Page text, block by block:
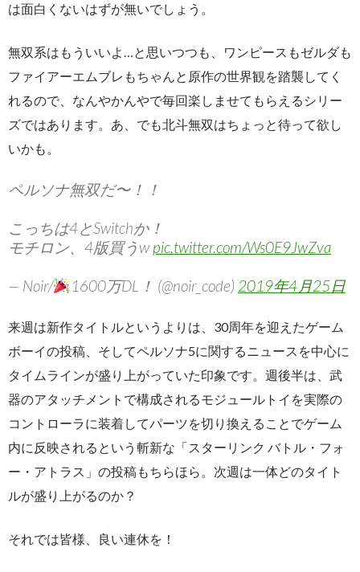
は面白くないはずが無いでしょう。
無双系はもういいよ…と思いつつも、ワンピースもゼルダも
ファイアーエムブレもちゃんと原作の世界観を踏襲してく
れるので、なんやかんやで毎回楽しませてもらえるシリー
ズではあります。あ、でも北斗無双はちょっと待って欲し
いかも。
ペルソナ無双だ〜！！
こっちは4とSwitchか！
モチロン、4版買うw pic.twitter.com/Ws0E9JwZva
— Noir/ 1600万DL！ (@noir_code) 2019年4月25日
来週は新作タイトルというよりは、30周年を迎えたゲーム
ボーイの投稿、そしてペルソナ5に関するニュースを中心に
タイムラインが盛り上がっていた印象です。週後半は、武
器のアタッチメントで構成されるモジュールトイを実際の
コントローラに装着してパーツを切り換えることでゲーム
内に反映されるという斬新な「スターリンク バトル・フォ
ー・アトラス」の投稿もちらほら。次週は一体どのタイト
ルが盛り上がるのか？
それでは皆様、良い連休を！